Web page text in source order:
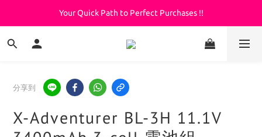
Welcome to KeepDiving.com
Your Quick Path to Perfect Purchases !!
滿 $3000 免運費
分享到
X-Adventurer BL-3H 11.1V